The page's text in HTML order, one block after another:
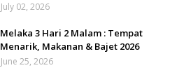
July 02, 2026
Melaka 3 Hari 2 Malam : Tempat
Menarik, Makanan & Bajet 2026
June 25, 2026